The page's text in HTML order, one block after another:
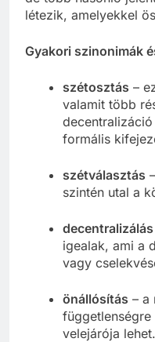
létezik, amelyekkel
Gyakori szinonimák
szétosztás –
valamit több
formális
szétválasztás
szintén utal a
decentralizálás
igealak, ami a
vagy
önállósítás – a
velejárója lehet.